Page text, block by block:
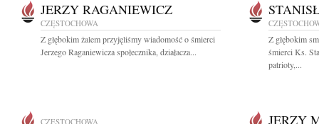
JERZY RAGANIEWICZ
CZĘSTOCHOWA
Z głębokim żalem przyjęliśmy wiadomość o śmierci
Jerzego Raganiewicza społecznika, działacza...
Z głębokim
śmierci Ks.
patrioty,...
CZĘSTOCHOWA JERZY